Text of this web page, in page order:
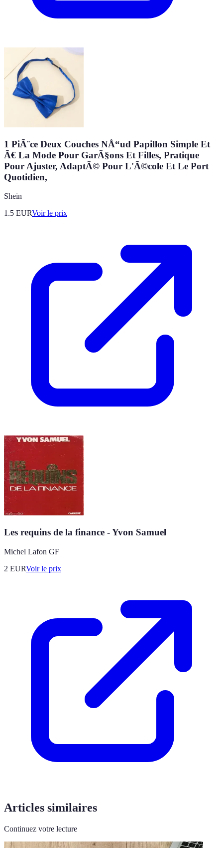
1 PiÃ¨ce Deux Couches NÅ“ud Papillon Simple Et
Ã€ La Mode Pour GarÃ§ons Et Filles, Pratique
Pour Ajuster, AdaptÃ© Pour L'Ã©cole Et Le Port
Quotidien,
Shein
1.5 EURVoir le prix
Les requins de la finance - Yvon Samuel
Michel Lafon GF
2 EURVoir le prix
Articles similaires
Continuez votre lecture